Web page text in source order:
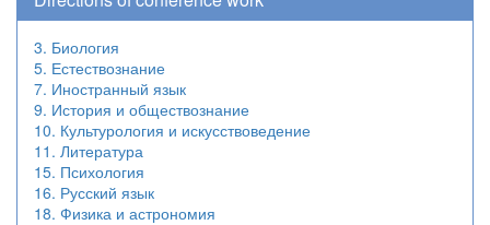
3. Биология
5. Естествознание
7. Иностранный язык
9. История и обществознание
10. Культурология и искусствоведение
11. Литература
15. Психология
16. Русский язык
18. Физика и астрономия